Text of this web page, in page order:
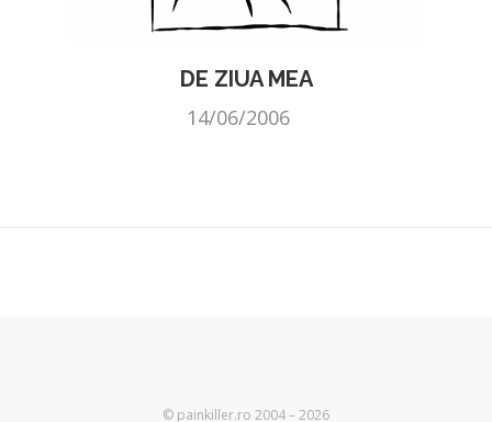
DE ZIUA MEA
14/06/2006
© painkiller.ro 2004 – 2026